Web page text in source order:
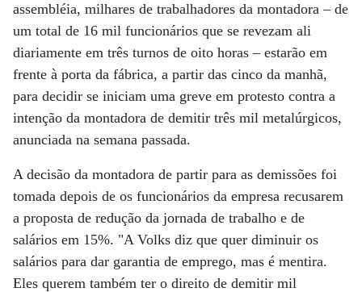
assembléia, milhares de trabalhadores da montadora – de
um total de 16 mil funcionários que se revezam ali
diariamente em três turnos de oito horas – estarão em
frente à porta da fábrica, a partir das cinco da manhã,
para decidir se iniciam uma greve em protesto contra a
intenção da montadora de demitir três mil metalúrgicos,
anunciada na semana passada.
A decisão da montadora de partir para as demissões foi
tomada depois de os funcionários da empresa recusarem
a proposta de redução da jornada de trabalho e de
salários em 15%. "A Volks diz que quer diminuir os
salários para dar garantia de emprego, mas é mentira.
Eles querem também ter o direito de demitir mil